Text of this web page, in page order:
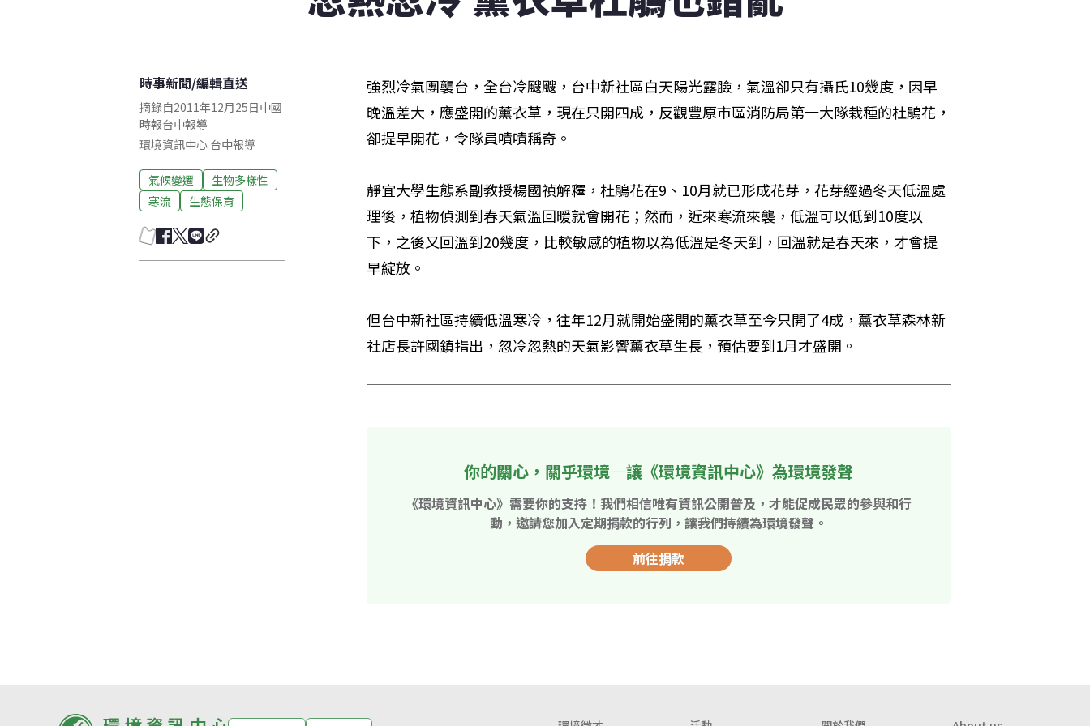
時事新聞/編輯直送
摘錄自2011年12月25日中國
時報台中報導
環境資訊中心 台中報導
氣候變遷
生物多樣性
寒流
生態保育
強烈冷氣團襲台，全台冷颼颼，台中新社區白天陽光露臉，氣溫卻只有攝氏10幾度，因早
晚溫差大，應盛開的薰衣草，現在只開四成，反觀豐原市區消防局第一大隊栽種的杜鵑花，
卻提早開花，令隊員嘖嘖稱奇。
靜宜大學生態系副教授楊國禎解釋，杜鵑花在9、10月就已形成花芽，花芽經過冬天低溫處
理後，植物偵測到春天氣溫回暖就會開花；然而，近來寒流來襲，低溫可以低到10度以
下，之後又回溫到20幾度，比較敏感的植物以為低溫是冬天到，回溫就是春天來，才會提
早綻放。
但台中新社區持續低溫寒冷，往年12月就開始盛開的薰衣草至今只開了4成，薰衣草森林新
社店長許國鎮指出，忽冷忽熱的天氣影響薰衣草生長，預估要到1月才盛開。
你的關心，關乎環境—讓《環境資訊中心》為環境發聲
《環境資訊中心》需要你的支持！我們相信唯有資訊公開普及，才能促成民眾的參與和行
動，邀請您加入定期捐款的行列，讓我們持續為環境發聲。
前往捐款